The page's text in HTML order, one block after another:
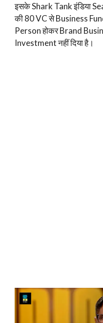
इसके Shark Tank इंडिया
की 80 VC से Business
Person होकर Brand
Investment नहीं दिया है।